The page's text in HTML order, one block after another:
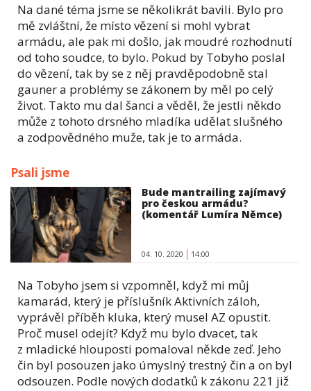
Na dané téma jsme se několikrát bavili. Bylo pro
mě zvláštní, že místo vězení si mohl vybrat
armádu, ale pak mi došlo, jak moudré rozhodnutí
od toho soudce, to bylo. Pokud by Tobyho poslal
do vězení, tak by se z něj pravděpodobně stal
gauner a problémy se zákonem by měl po celý
život. Takto mu dal šanci a věděl, že jestli někdo
může z tohoto drsného mladíka udělat slušného
a zodpovědného muže, tak je to armáda.
Psali jsme
Bude mantrailing zajímavý
pro českou armádu?
(komentář Lumíra Němce)
04. 10. 2020 14:00
Na Tobyho jsem si vzpomněl, když mi můj
kamarád, který je příslušník Aktivních záloh,
vyprávěl příběh kluka, který musel AZ opustit.
Proč musel odejít? Když mu bylo dvacet, tak
z mladické hlouposti pomaloval někde zeď. Jeho
čin byl posouzen jako úmyslný trestný čin a on byl
odsouzen. Podle nových dodatků k zákonu 221 již